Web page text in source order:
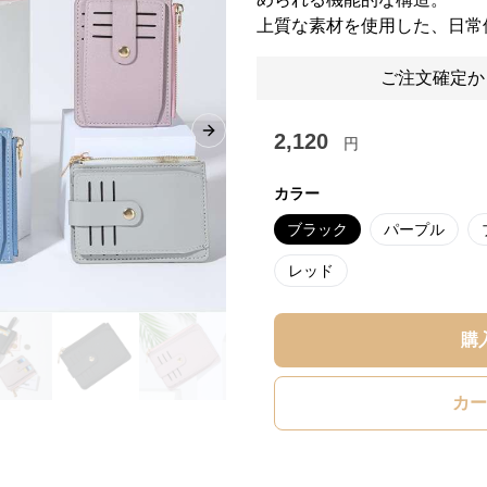
Next slide
上質な素材を使用した、日
ご注文確定
2,120 円
カラー
ブラック パープル
レッド
購
カ